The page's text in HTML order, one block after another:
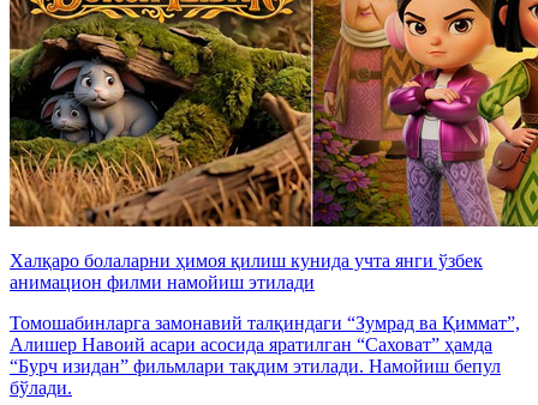
Халқаро болаларни ҳимоя қилиш кунида учта янги ўзбек
анимацион филми намойиш этилади
Томошабинларга замонавий талқиндаги “Зумрад ва Қиммат”,
Алишер Навоий асари асосида яратилган “Саховат” ҳамда
“Бурч изидан” фильмлари тақдим этилади. Намойиш бепул
бўлади.